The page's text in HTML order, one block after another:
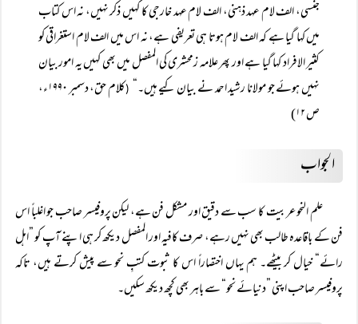
جنسی، الف لام عہد ذہنی، الف لام عہد خارجی کا کہیں ذکر نہیں، نہ اس کتاب
میں کہا گیا ہے کہ الف لام ہوتا ہی تعریفی ہے، نہ اس میں الف لام استغراقی کو
کثیر الافراد کہا گیا ہے اور پھر علامہ زمحشری کی المفصل میں بھی کہیں یہ امور بیان
نہیں ہوئے جو مولانا رشید احمد نے بیان کیے ہیں۔“ (
کلام حق، دسمبر ۱۹۹۰ء،
ص ۱۲)
الجواب
علم النحو عربیت کا سب سے دقیق اور مشکل فن ہے، لیکن پروفیسر صاحب جو اغلباً اس
فن کے باقاعدہ طالب بھی نہیں رہے، صرف کافیہ اور المفصل دیکھ کر ہی اپنے آپ کو ”اہل
رائے“ خیال کر بیٹھے۔ ہم یہاں اختصاراً اس کا ثبوت کتبِ نحو سے پیش کرتے ہیں، تاکہ
پروفیسر صاحب اپنی ”دنیائے نحو“ سے باہر بھی کچھ دیکھ سکیں۔